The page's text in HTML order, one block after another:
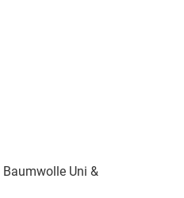
Uni &